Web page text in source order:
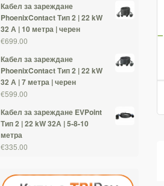
Кабел за зареждане
PhoenixContact Тип 2 | 22 kW
32 А | 10 метра | черен
€699.00
Кабел за зареждане
PhoenixContact Тип 2 | 22 kW
32 А | 7 метра | черен
€599.00
Кабел за зареждане EVPoint
Тип 2 | 22 kW 32А | 5-8-10
метра
€335.00